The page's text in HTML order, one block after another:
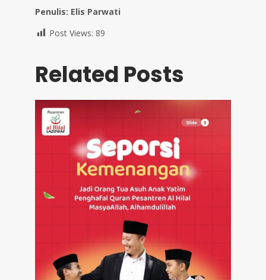
Penulis: Elis Parwati
Post Views: 89
Related Posts